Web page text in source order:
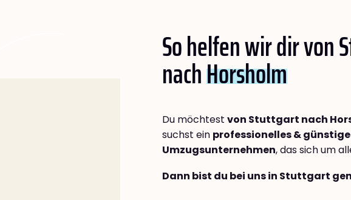
So helfen wir dir von
nachHorsholm
Du möchtest von Stuttgart nach
suchst ein professionelles &
Umzugsunternehmen, das sich um
Dann bist du bei uns in Stuttgart